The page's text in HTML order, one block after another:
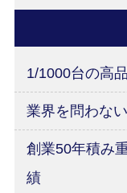
1/1000台の高
業界を問わな
創業50年積み
績